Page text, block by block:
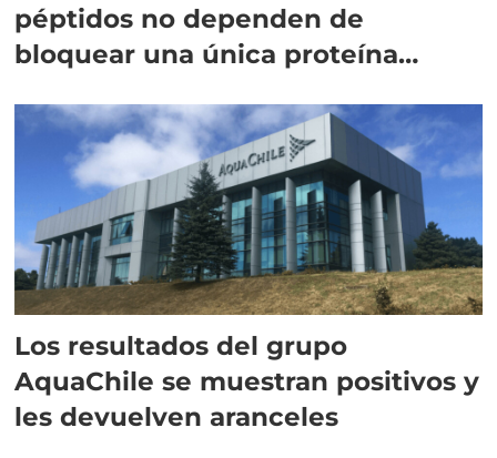
péptidos no dependen de
bloquear una única proteína
Los resultados del grupo
AquaChile se muestran positivos y
les devuelven aranceles